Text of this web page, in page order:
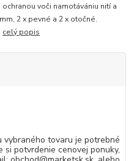
voči namotávániu nití a
2 x pevné a 2 x otočné.
celý popis
tovaru je potrebné
si potvrdenie cenovej ponuky,